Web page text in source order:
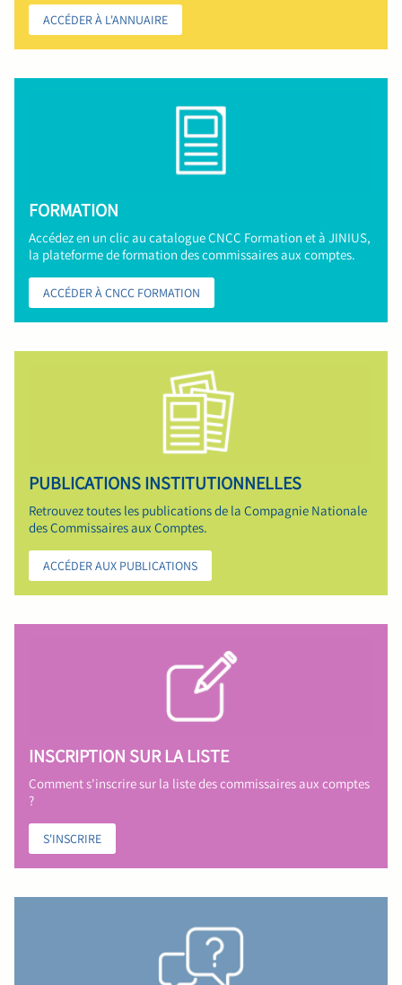
ACCÉDER À L'ANNUAIRE
FORMATION
Accédez en un clic au catalogue CNCC Formation et à JINIUS,
la plateforme de formation des commissaires aux comptes.
ACCÉDER À CNCC FORMATION
PUBLICATIONS INSTITUTIONNELLES
Retrouvez toutes les publications de la Compagnie Nationale
des Commissaires aux Comptes.
ACCÉDER AUX PUBLICATIONS
INSCRIPTION SUR LA LISTE
Comment s'inscrire sur la liste des commissaires aux comptes
?
S'INSCRIRE